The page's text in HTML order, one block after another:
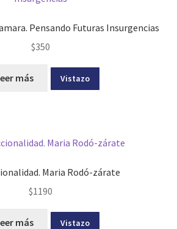
Pensando Futuras Insurgencias
$350
más Vistazo
Maria Rodó-zárate
$1190
más Vistazo